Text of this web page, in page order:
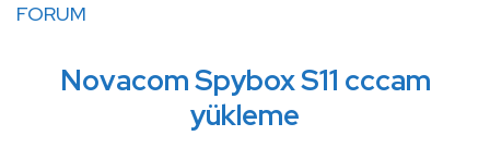
FORUM
Novacom Spybox S11 cccam
yükleme